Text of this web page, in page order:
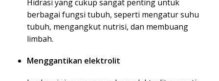
Hidrasi yang cukup sangat penting untuk
berbagai fungsi tubuh, seperti mengatur suhu
tubuh, mengangkut nutrisi, dan membuang
limbah.
Menggantikan elektrolit